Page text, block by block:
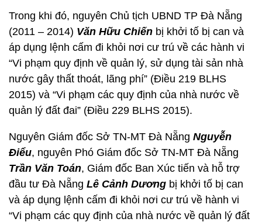
Trong khi đó, nguyên Chủ tịch UBND TP Đà Nẵng
(2011 – 2014) Văn Hữu Chiến bị khởi tố bị can và
áp dụng lệnh cấm đi khỏi nơi cư trú về các hành vi
“Vi phạm quy định về quản lý, sử dụng tài sản nhà
nước gây thất thoát, lãng phí” (Điều 219 BLHS
2015) và “Vi phạm các quy định của nhà nước về
quản lý đất đai” (Điều 229 BLHS 2015).
Nguyên Giám đốc Sở TN-MT Đà Nẵng Nguyễn
Điểu, nguyên Phó Giám đốc Sở TN-MT Đà Nẵng
Trần Văn Toán, Giám đốc Ban Xúc tiến và hỗ trợ
đầu tư Đà Nẵng Lê Cảnh Dương bị khởi tố bị can
và áp dụng lệnh cấm đi khỏi nơi cư trú về hành vi
“Vi phạm các quy định của nhà nước về quản lý đất